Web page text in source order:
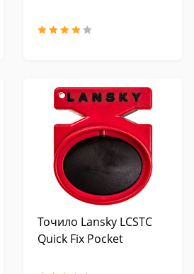
Точило Lansky LCSTC
Quick Fix Pocket